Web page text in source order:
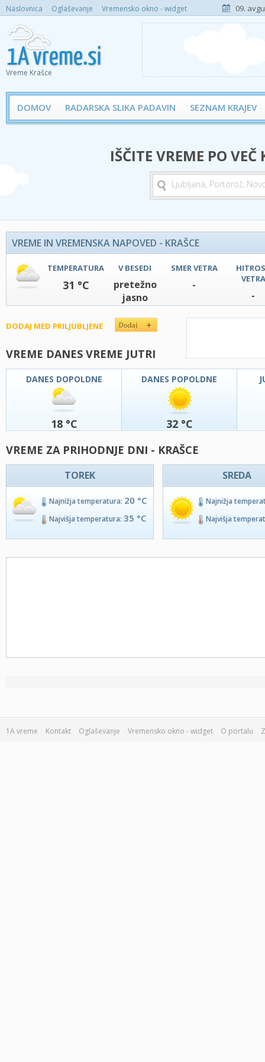
Naslovnica Oglaševanje Vremensko okno - widget 09.
Vreme Krašce
DOMOV RADARSKA SLIKA PADAVIN SEZNAM KRAJEV
IŠČITE VREME PO
VREME IN VREMENSKA NAPOVED - KRAŠCE
TEMPERATURA
31 °C
V BESEDI
pretežno
jasno
SMER VETRA
-
VETRA
-
DODAJ MED PRILJUBLJENE
VREME DANES VREME JUTRI
DANES DOPOLDNE
18 °C
DANES POPOLDNE
32 °C
VREME ZA PRIHODNJE DNI - KRAŠCE
TOREK
Najnižja temperatura: 20 °C
Najvišja temperatura: 35 °C
SREDA
Najnižja
Najvišja
1A vreme Kontakt Oglaševanje Vremensko okno - widget O portalu